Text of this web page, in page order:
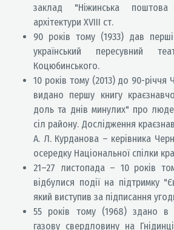
заклад "Ніжинська поштова
архітектури XVIII ст.
90 років тому (1933) дав
український пересувний
Коцюбинського.
10 років тому (2013) до 90-річчя
видано першу книгу
доль та днів минулих" про
сіл району. Дослідження
А. Л. Курданова – керівника
осередку Національної спілки
21–27 листопада – 10 років
відбулися події на підтримку
який виступив за підписання
55 років тому (1968) здано в
газову свердловину на